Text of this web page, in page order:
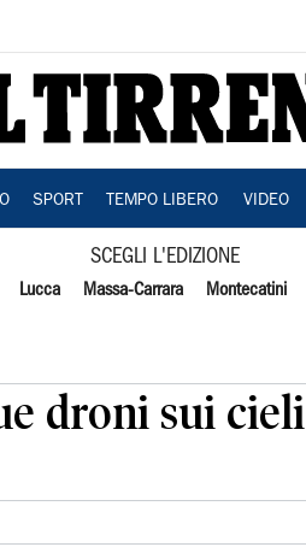
SPORT TEMPO LIBERO VIDEO
SCEGLI L'EDIZIONE
Lucca Massa-Carrara Montecatini
droni sui